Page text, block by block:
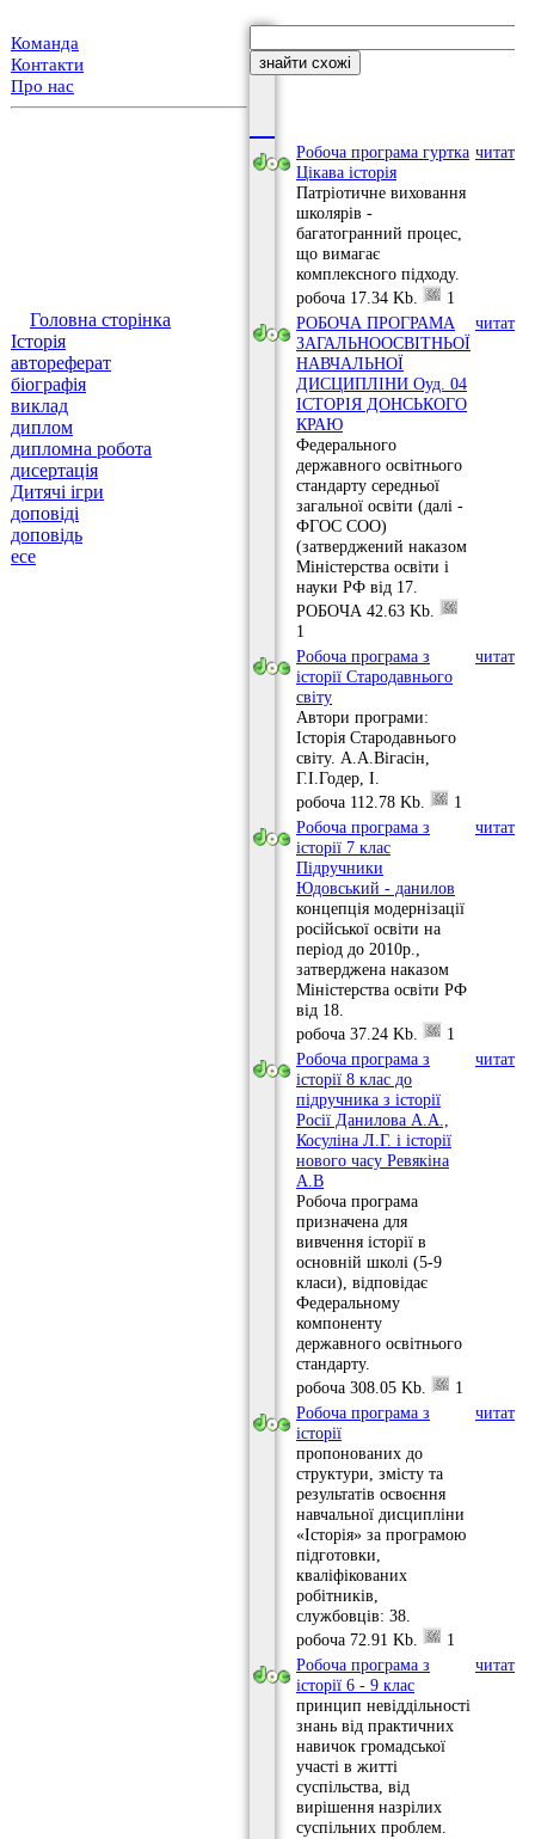
Команда
Контакти
Про нас
Головна сторінка
Історія
автореферат
біографія
виклад
диплом
дипломна робота
дисертація
Дитячі ігри
доповіді
доповідь
есе
Робоча програма гуртка
Цікава історія
Патріотичне виховання
школярів -
багатогранний процес,
що вимагає
комплексного підходу.
робоча 17.34 Kb. 1
читати
РОБОЧА ПРОГРАМА
ЗАГАЛЬНООСВІТНЬОЇ
НАВЧАЛЬНОЇ
ДИСЦИПЛІНИ Оуд. 04
ІСТОРІЯ ДОНСЬКОГО
КРАЮ
Федерального
державного освітнього
стандарту середньої
загальної освіти (далі -
ФГОС СОО)
(затверджений наказом
Міністерства освіти і
науки РФ від 17.
РОБОЧА 42.63 Kb.
1
читати
Робоча програма з
історії Стародавнього
світу
Автори програми:
Історія Стародавнього
світу. А.А.Вігасін,
Г.І.Годер, І.
робоча 112.78 Kb. 1
читати
Робоча програма з
історії 7 клас
Підручники
Юдовський - данилов
концепція модернізації
російської освіти на
період до 2010р.,
затверджена наказом
Міністерства освіти РФ
від 18.
робоча 37.24 Kb. 1
читати
Робоча програма з
історії 8 клас до
підручника з історії
Росії Данилова А.А.,
Косуліна Л.Г. і історії
нового часу Ревякіна
А.В
Робоча програма
призначена для
вивчення історії в
основній школі (5-9
класи), відповідає
Федеральному
компоненту
державного освітнього
стандарту.
робоча 308.05 Kb. 1
читати
Робоча програма з
історії
пропонованих до
структури, змісту та
результатів освоєння
навчальної дисципліни
«Історія» за програмою
підготовки,
кваліфікованих
робітників,
службовців: 38.
робоча 72.91 Kb. 1
читати
Робоча програма з
історії 6 - 9 клас
принцип невіддільності
знань від практичних
навичок громадської
участі в житті
суспільства, від
вирішення назрілих
суспільних проблем.
читати